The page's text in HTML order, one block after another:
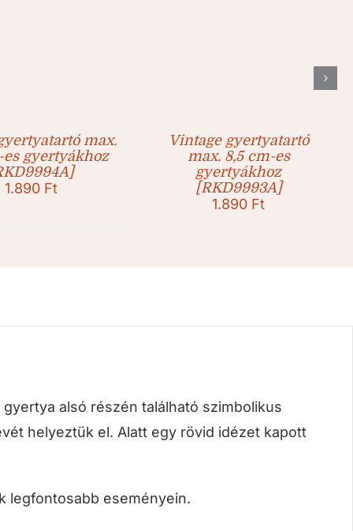
max.
es gyertyákhoz
1.890 Ft
Vintage gyertyatartó
max. 8,5 cm-es
gyertyákhoz
[RKD9993A]
1.890 Ft
alsó részén található szimbolikus
helyeztük el. Alatt egy rövid idézet kapott
legfontosabb eseményein.